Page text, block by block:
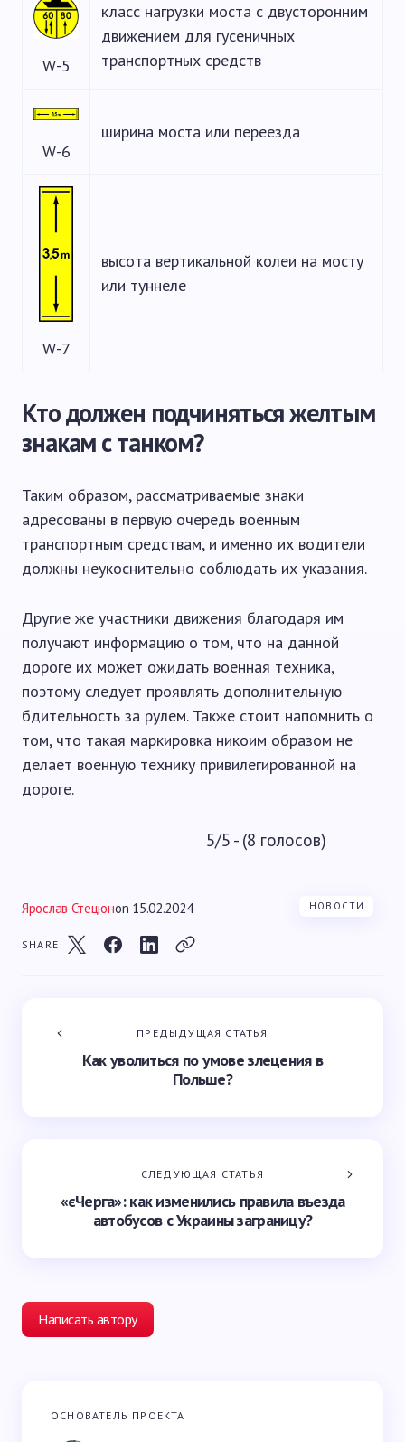
W-5
класс нагрузки моста с двусторонним
движением для гусеничных
транспортных средств
W-6
ширина моста или переезда
W-7
высота вертикальной колеи на мосту
или туннеле
Кто должен подчиняться желтым
знакам с танком?
Таким образом, рассматриваемые знаки
адресованы в первую очередь военным
транспортным средствам, и именно их водители
должны неукоснительно соблюдать их указания.
Другие же участники движения благодаря им
получают информацию о том, что на данной
дороге их может ожидать военная техника,
поэтому следует проявлять дополнительную
бдительность за рулем. Также стоит напомнить о
том, что такая маркировка никоим образом не
делает военную технику привилегированной на
дороге.
5/5 - (8 голосов)
Ярослав Стецюнon 15.02.2024 НОВОСТИ
SHARE
ПРЕДЫДУЩАЯ СТАТЬЯ
Как уволиться по умове злецения в
Польше?
СЛЕДУЮЩАЯ СТАТЬЯ
«єЧерга»: как изменились правила въезда
автобусов с Украины заграницу?
Написать автору
Ваш адрес email не будет опубликован.
ОСНОВАТЕЛЬ ПРОЕКТА